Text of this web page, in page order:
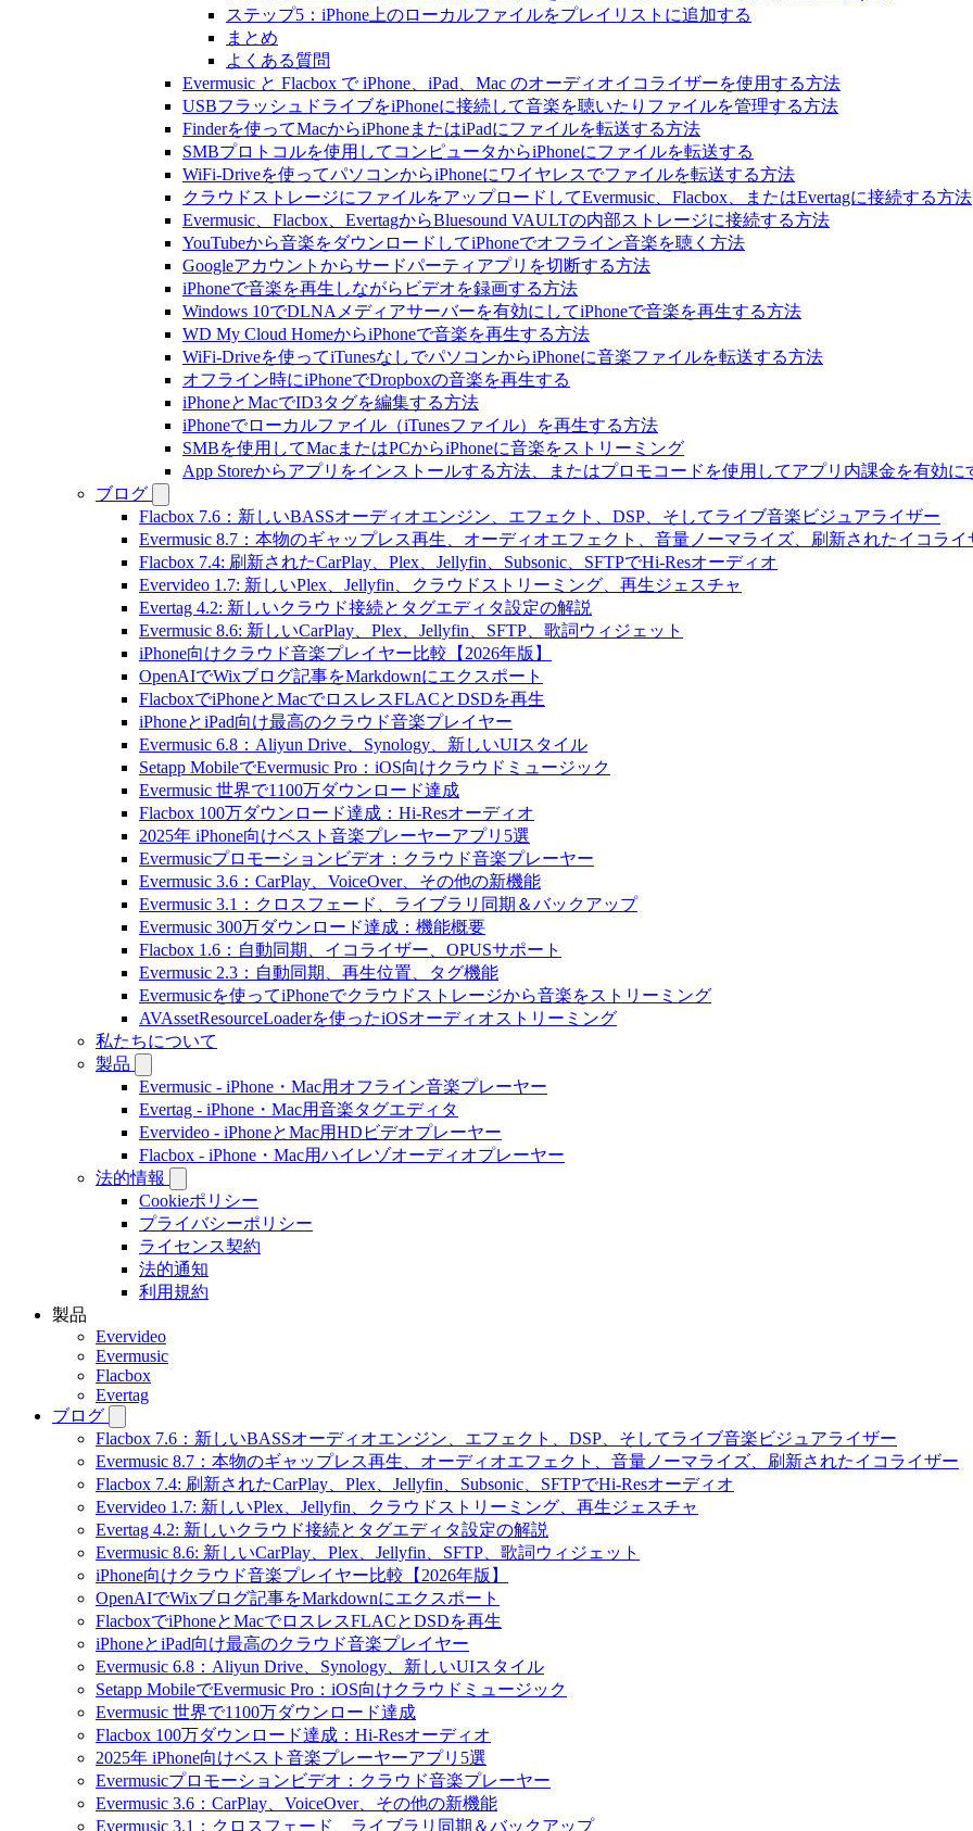
ステップ5：iPhone上のローカルファイルをプレイリストに追加する
まとめ
よくある質問
Evermusic と Flacbox で iPhone、iPad、Mac のオーディオイコライザーを使用する方法
USBフラッシュドライブをiPhoneに接続して音楽を聴いたりファイルを管理する方法
Finderを使ってMacからiPhoneまたはiPadにファイルを転送する方法
SMBプロトコルを使用してコンピュータからiPhoneにファイルを転送する
WiFi-Driveを使ってパソコンからiPhoneにワイヤレスでファイルを転送する方法
クラウドストレージにファイルをアップロードしてEvermusic、Flacbox、またはEvertagに接続する方法
Evermusic、Flacbox、EvertagからBluesound VAULTの内部ストレージに接続する方法
YouTubeから音楽をダウンロードしてiPhoneでオフライン音楽を聴く方法
Googleアカウントからサードパーティアプリを切断する方法
iPhoneで音楽を再生しながらビデオを録画する方法
Windows 10でDLNAメディアサーバーを有効にしてiPhoneで音楽を再生する方法
WD My Cloud HomeからiPhoneで音楽を再生する方法
WiFi-Driveを使ってiTunesなしでパソコンからiPhoneに音楽ファイルを転送する方法
オフライン時にiPhoneでDropboxの音楽を再生する
iPhoneとMacでID3タグを編集する方法
iPhoneでローカルファイル（iTunesファイル）を再生する方法
SMBを使用してMacまたはPCからiPhoneに音楽をストリーミング
App Storeからアプリをインストールする方法、またはプロモコードを使用してアプリ内課金を有効に
ブログ
Flacbox 7.6：新しいBASSオーディオエンジン、エフェクト、DSP、そしてライブ音楽ビジュアライザー
Evermusic 8.7：本物のギャップレス再生、オーディオエフェクト、音量ノーマライズ、刷新されたイコライ
Flacbox 7.4: 刷新されたCarPlay、Plex、Jellyfin、Subsonic、SFTPでHi-Resオーディオ
Evervideo 1.7: 新しいPlex、Jellyfin、クラウドストリーミング、再生ジェスチャ
Evertag 4.2: 新しいクラウド接続とタグエディタ設定の解説
Evermusic 8.6: 新しいCarPlay、Plex、Jellyfin、SFTP、歌詞ウィジェット
iPhone向けクラウド音楽プレイヤー比較【2026年版】
OpenAIでWixブログ記事をMarkdownにエクスポート
FlacboxでiPhoneとMacでロスレスFLACとDSDを再生
iPhoneとiPad向け最高のクラウド音楽プレイヤー
Evermusic 6.8：Aliyun Drive、Synology、新しいUIスタイル
Setapp MobileでEvermusic Pro：iOS向けクラウドミュージック
Evermusic 世界で1100万ダウンロード達成
Flacbox 100万ダウンロード達成：Hi-Resオーディオ
2025年 iPhone向けベスト音楽プレーヤーアプリ5選
Evermusicプロモーションビデオ：クラウド音楽プレーヤー
Evermusic 3.6：CarPlay、VoiceOver、その他の新機能
Evermusic 3.1：クロスフェード、ライブラリ同期＆バックアップ
Evermusic 300万ダウンロード達成：機能概要
Flacbox 1.6：自動同期、イコライザー、OPUSサポート
Evermusic 2.3：自動同期、再生位置、タグ機能
Evermusicを使ってiPhoneでクラウドストレージから音楽をストリーミング
AVAssetResourceLoaderを使ったiOSオーディオストリーミング
私たちについて
製品
Evermusic - iPhone・Mac用オフライン音楽プレーヤー
Evertag - iPhone・Mac用音楽タグエディタ
Evervideo - iPhoneとMac用HDビデオプレーヤー
Flacbox - iPhone・Mac用ハイレゾオーディオプレーヤー
法的情報
Cookieポリシー
プライバシーポリシー
ライセンス契約
法的通知
利用規約
製品
Evervideo
Evermusic
Flacbox
Evertag
ブログ
Flacbox 7.6：新しいBASSオーディオエンジン、エフェクト、DSP、そしてライブ音楽ビジュアライザー
Evermusic 8.7：本物のギャップレス再生、オーディオエフェクト、音量ノーマライズ、刷新されたイコライザー
Flacbox 7.4: 刷新されたCarPlay、Plex、Jellyfin、Subsonic、SFTPでHi-Resオーディオ
Evervideo 1.7: 新しいPlex、Jellyfin、クラウドストリーミング、再生ジェスチャ
Evertag 4.2: 新しいクラウド接続とタグエディタ設定の解説
Evermusic 8.6: 新しいCarPlay、Plex、Jellyfin、SFTP、歌詞ウィジェット
iPhone向けクラウド音楽プレイヤー比較【2026年版】
OpenAIでWixブログ記事をMarkdownにエクスポート
FlacboxでiPhoneとMacでロスレスFLACとDSDを再生
iPhoneとiPad向け最高のクラウド音楽プレイヤー
Evermusic 6.8：Aliyun Drive、Synology、新しいUIスタイル
Setapp MobileでEvermusic Pro：iOS向けクラウドミュージック
Evermusic 世界で1100万ダウンロード達成
Flacbox 100万ダウンロード達成：Hi-Resオーディオ
2025年 iPhone向けベスト音楽プレーヤーアプリ5選
Evermusicプロモーションビデオ：クラウド音楽プレーヤー
Evermusic 3.6：CarPlay、VoiceOver、その他の新機能
Evermusic 3.1：クロスフェード、ライブラリ同期＆バックアップ